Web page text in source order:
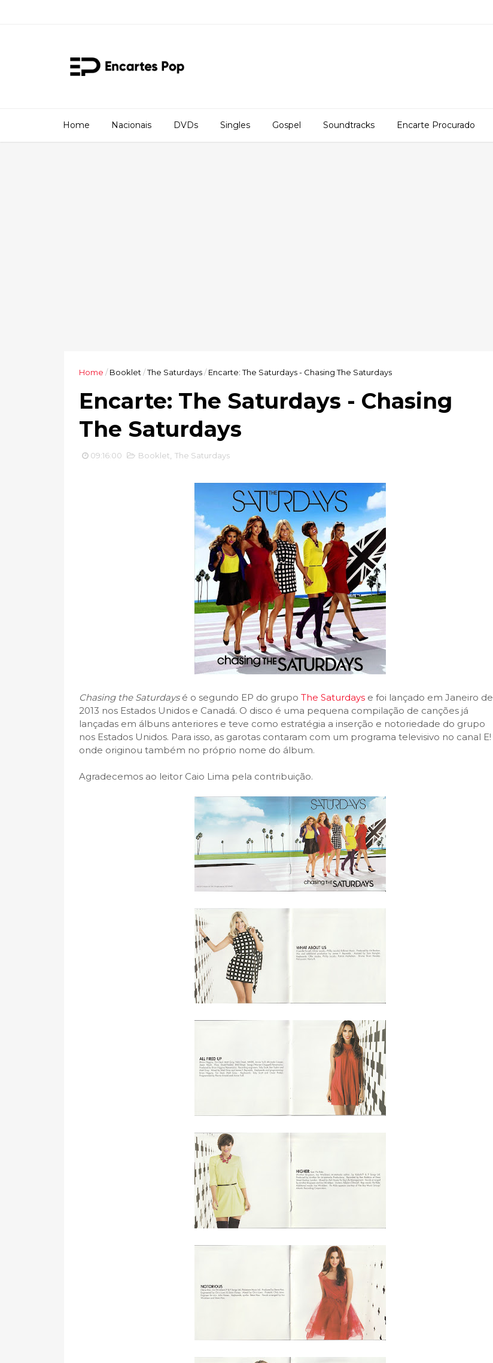
Home Nacionais DVDs Singles Gospel Soundtracks Encarte Procurado
Home / Booklet /The Saturdays/ Encarte: The Saturdays - Chasing The Saturdays
Encarte: The Saturdays - Chasing
The Saturdays
09:16:00 Booklet The Saturdays
Chasing the Saturdays é o segundo EP do grupo The Saturdays e foi lançado em Janeiro de
2013 nos Estados Unidos e Canadá. O disco é uma pequena compilação de canções já
lançadas em álbuns anteriores e teve como estratégia a inserção e notoriedade do grupo
nos Estados Unidos. Para isso, as garotas contaram com um programa televisivo no canal E!
onde originou também no próprio nome do álbum.
Agradecemos ao leitor Caio Lima pela contribuição.